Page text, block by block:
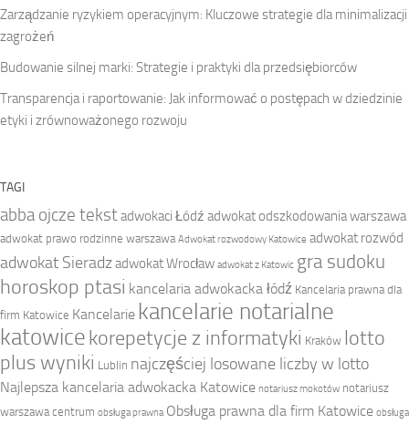
Zarządzanie ryzykiem operacyjnym: Kluczowe strategie dla minimalizacji
zagrożeń
Budowanie silnej marki: Strategie i praktyki dla przedsiębiorców
Transparencja i raportowanie: Jak informować o postępach w dziedzinie
etyki i zrównoważonego rozwoju
TAGI
abba ojcze tekstadwokaci Łódź adwokat odszkodowania warszawa
adwokat prawo rodzinne warszawa Adwokat rozwodowy Katowice adwokat rozwód
adwokat Sieradzadwokat Wrocław adwokat z Katowic gra sudoku
horoskop ptasi kancelaria adwokacka łódź Kancelaria prawna dla
firm Katowice Kancelarie kancelarie notarialne
katowicekorepetycje z informatyki Kraków lotto
plus wyniki Lublin najczęściej losowane liczby w lotto
Najlepsza kancelaria adwokacka Katowice notariusz mokotów notariusz
warszawa centrum obsługa prawna Obsługa prawna dla firm Katowice obsługa